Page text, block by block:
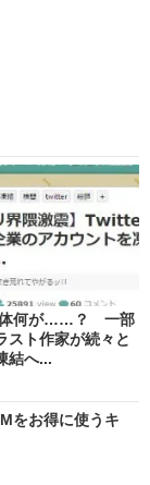
体何が……？ 一部
スト作家が続々と
結へ...
をお得に使うキ